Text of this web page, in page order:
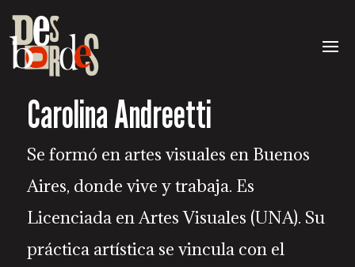
Carolina Andreetti
Se formó en artes visuales en Buenos
Aires, donde vive y trabaja. Es
Licenciada en Artes Visuales (UNA). Su
práctica artística se vincula con el